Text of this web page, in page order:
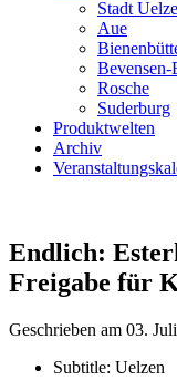
Stadt
Aue
Bevensen-
Rosche
Suderburg
Produktwelten
Archiv
Endlich:
Freigabe für
Geschrieben am 03.
Subtitle: Uelzen